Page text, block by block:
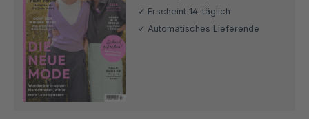
Erscheint 14-täglich
Automatisches Lieferende